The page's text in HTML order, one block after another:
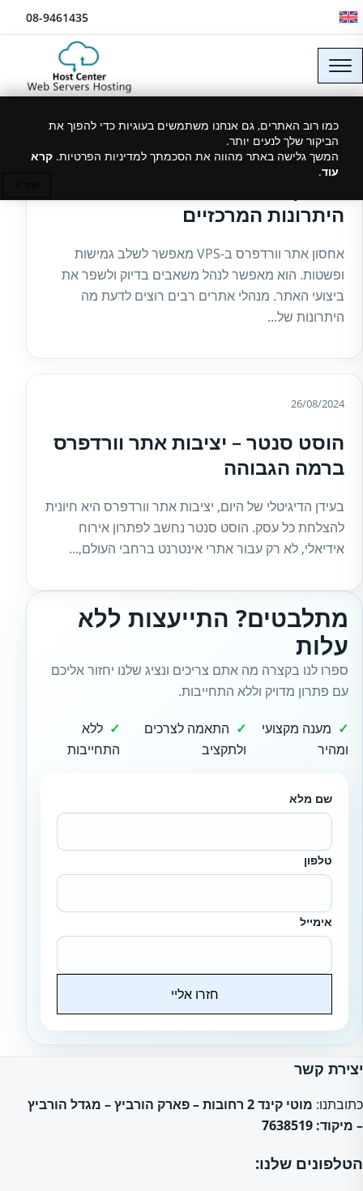
דלג לתוכן 08-9461435
כמו רוב האתרים, גם אנחנו משתמשים בעוגיות כדי להפוך את
הביקור שלך לנעים יותר.
המשך גלישה באתר מהווה את הסכמתך למדיניות הפרטיות. קרא
עוד.
26/05/2025
היתרונות המרכזיים
אחסון אתר וורדפרס ב-VPS מאפשר לשלב גמישות
ופשטות. הוא מאפשר לנהל משאבים בדיוק ולשפר את
ביצועי האתר. מנהלי אתרים רבים רוצים לדעת מה
היתרונות של...
26/08/2024
הוסט סנטר – יציבות אתר וורדפרס
ברמה הגבוהה
בעידן הדיגיטלי של היום, יציבות אתר וורדפרס היא חיונית
להצלחת כל עסק. הוסט סנטר נחשב לפתרון אירוח
אידיאלי, לא רק עבור אתרי אינטרנט ברחבי העולם,...
מתלבטים? התייעצות ללא
עלות
ספרו לנו בקצרה מה אתם צריכים ונציג שלנו יחזור אליכם
עם פתרון מדויק וללא התחייבות.
מענה מקצועי
ומהיר
התאמה לצרכים
ולתקציב
ללא
התחייבות
שם מלא
טלפון
אימייל
חזרו אליי
יצירת קשר
כתובתנו:
מוטי קינד 2 רחובות – פארק הורביץ – מגדל הורביץ
– מיקוד: 7638519
הטלפונים שלנו: